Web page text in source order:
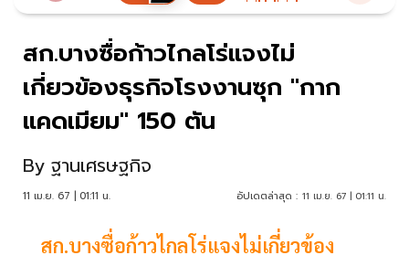
สก.บางซื่อก้าวไกลโร่แจงไม่
เกี่ยวข้องธุรกิจโรงงานซุก "กาก
แคดเมียม" 150 ตัน
By ฐานเศรษฐกิจ
11 เม.ย. 67 | 01:11 น. อัปเดตล่าสุด : 11 เม.ย. 67 | 01:11 น.
สก.บางซื่อก้าวไกลโร่แจงไม่เกี่ยวข้อง